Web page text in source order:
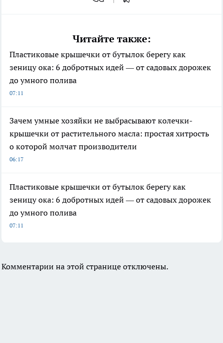
Читайте также:
Пластиковые крышечки от бутылок берегу как
зеницу ока: 6 добротных идей — от садовых дорожек
до умного полива
07:11
Зачем умные хозяйки не выбрасывают колечки-
крышечки от растительного масла: простая хитрость
о которой молчат производители
06:17
Пластиковые крышечки от бутылок берегу как
зеницу ока: 6 добротных идей — от садовых дорожек
до умного полива
07:11
Комментарии на этой странице отключены.